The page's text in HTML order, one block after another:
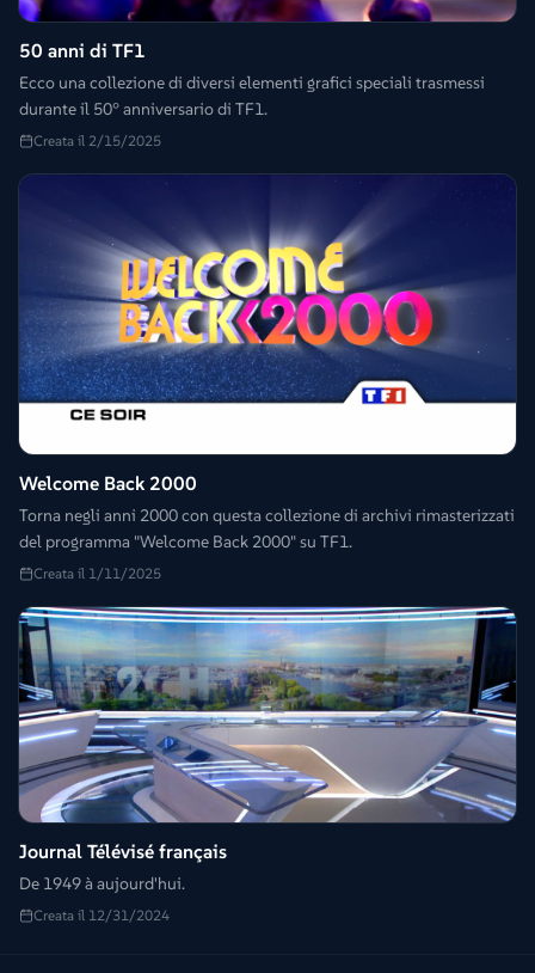
50 anni di TF1
Ecco una collezione di diversi elementi grafici speciali trasmessi
durante il 50° anniversario di TF1.
Creata il 2/15/2025
Welcome Back 2000
Torna negli anni 2000 con questa collezione di archivi rimasterizzati
del programma "Welcome Back 2000" su TF1.
Creata il 1/11/2025
Journal Télévisé français
De 1949 à aujourd'hui.
Creata il 12/31/2024